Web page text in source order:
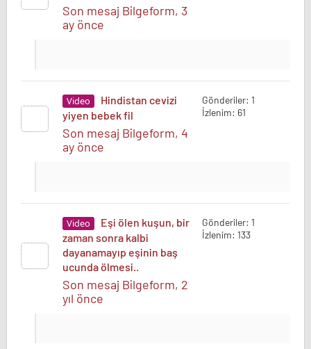
Son mesaj Bilgeform, 3
ay önce
Video
Hindistan cevizi
yiyen bebek fil
Son mesaj Bilgeform, 4
ay önce
Gönderiler: 1
İzlenim: 61
Video
Eşi ölen kuşun, bir
zaman sonra kalbi
dayanamayıp eşinin baş
ucunda ölmesi..
Son mesaj Bilgeform, 2
yıl önce
Gönderiler: 1
İzlenim: 133